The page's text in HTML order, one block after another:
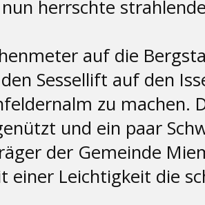
herrschte
auf die
Sessellift auf den
zu
und ein paar
der Gemeinde
Leichtigkeit die